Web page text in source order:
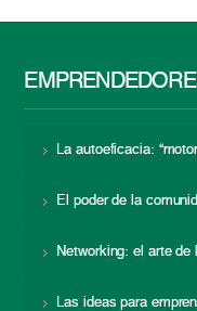
La autoeficacia:
El poder de la
Networking: el arte de
Las ideas para